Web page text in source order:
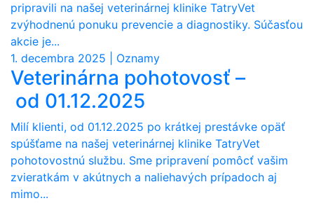
pripravili na našej veterinárnej klinike TatryVet
zvýhodnenú ponuku prevencie a diagnostiky. Súčasťou
akcie je...
1. decembra 2025 | Oznamy
Veterinárna pohotovosť –
od 01.12.2025
Milí klienti, od 01.12.2025 po krátkej prestávke opäť
spúšťame na našej veterinárnej klinike TatryVet
pohotovostnú službu. Sme pripravení pomôcť vašim
zvieratkám v akútnych a naliehavých prípadoch aj
mimo...